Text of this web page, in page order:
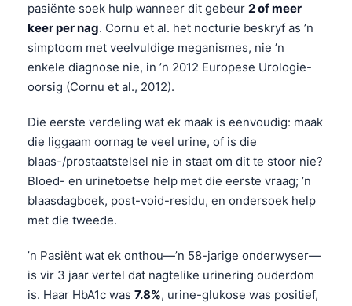
pasiënte soek hulp wanneer dit gebeur 2 of meer
keer per nag. Cornu et al. het nocturie beskryf as ’n
simptoom met veelvuldige meganismes, nie ’n
enkele diagnose nie, in ’n 2012 Europese Urologie-
oorsig (Cornu et al., 2012).
Die eerste verdeling wat ek maak is eenvoudig: maak
die liggaam oornag te veel urine, of is die
blaas-/prostaatstelsel nie in staat om dit te stoor nie?
Bloed- en urinetoetse help met die eerste vraag; ’n
blaasdagboek, post-void-residu, en ondersoek help
met die tweede.
’n Pasiënt wat ek onthou—’n 58-jarige onderwyser—
is vir 3 jaar vertel dat nagtelike urinering ouderdom
is. Haar HbA1c was 7.8%, urine-glukose was positief,